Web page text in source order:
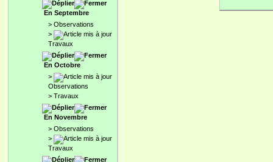
En Septembre
> Observations
>
Travaux
En Octobre
>
Observations
> Travaux
En Novembre
> Observations
>
Travaux